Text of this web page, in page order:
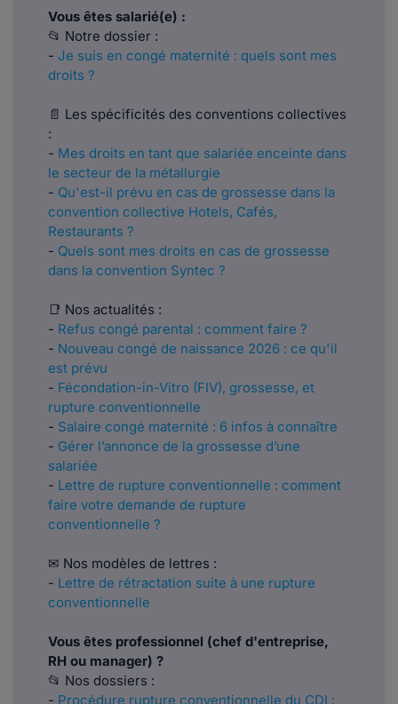
Vous êtes salarié(e) :
📂 Notre dossier :
- Je suis en congé maternité : quels sont mes
droits ?
📄 Les spécificités des conventions collectives
:
- Mes droits en tant que salariée enceinte dans
le secteur de la métallurgie
- Qu'est-il prévu en cas de grossesse dans la
convention collective Hotels, Cafés,
Restaurants ?
- Quels sont mes droits en cas de grossesse
dans la convention Syntec ?
📑 Nos actualités :
- Refus congé parental : comment faire ?
- Nouveau congé de naissance 2026 : ce qu'il
est prévu
- Fécondation-in-Vitro (FIV), grossesse, et
rupture conventionnelle
- Salaire congé maternité : 6 infos à connaître
- Gérer l’annonce de la grossesse d’une
salariée
- Lettre de rupture conventionnelle : comment
faire votre demande de rupture
conventionnelle ?
✉ Nos modèles de lettres :
- Lettre de rétractation suite à une rupture
conventionnelle
Vous êtes professionnel (chef d'entreprise,
RH ou manager) ?
📂 Nos dossiers :
- Procédure rupture conventionnelle du CDI :